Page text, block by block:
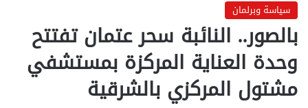
سياسة وبرلمان
بالصور.. النائبة سحر عتمان تفتتح
وحدة العناية المركزة بمستشفي
مشتول المركزي بالشرقية